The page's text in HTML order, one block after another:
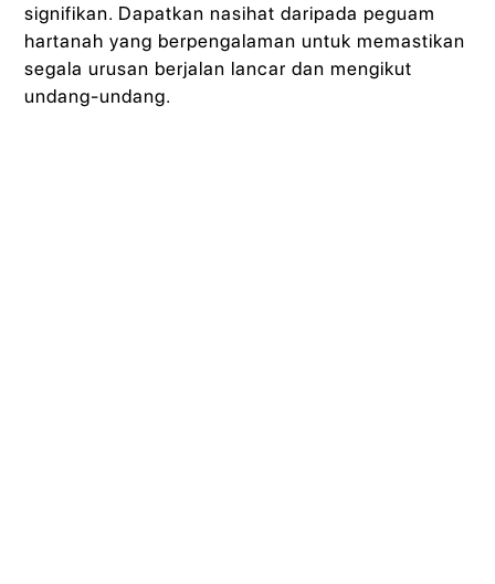
signifikan. Dapatkan nasihat daripada peguam
hartanah yang berpengalaman untuk memastikan
segala urusan berjalan lancar dan mengikut
undang-undang.